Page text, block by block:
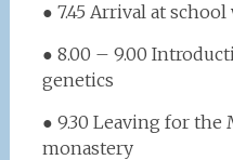
● 7.45 Arrival at
● 8.00 – 9.00
genetics
● 9.30 Leaving for the
monastery